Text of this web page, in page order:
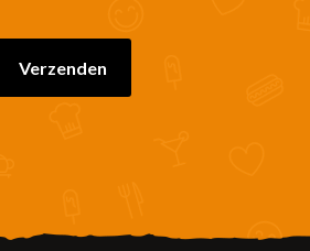
Verzenden